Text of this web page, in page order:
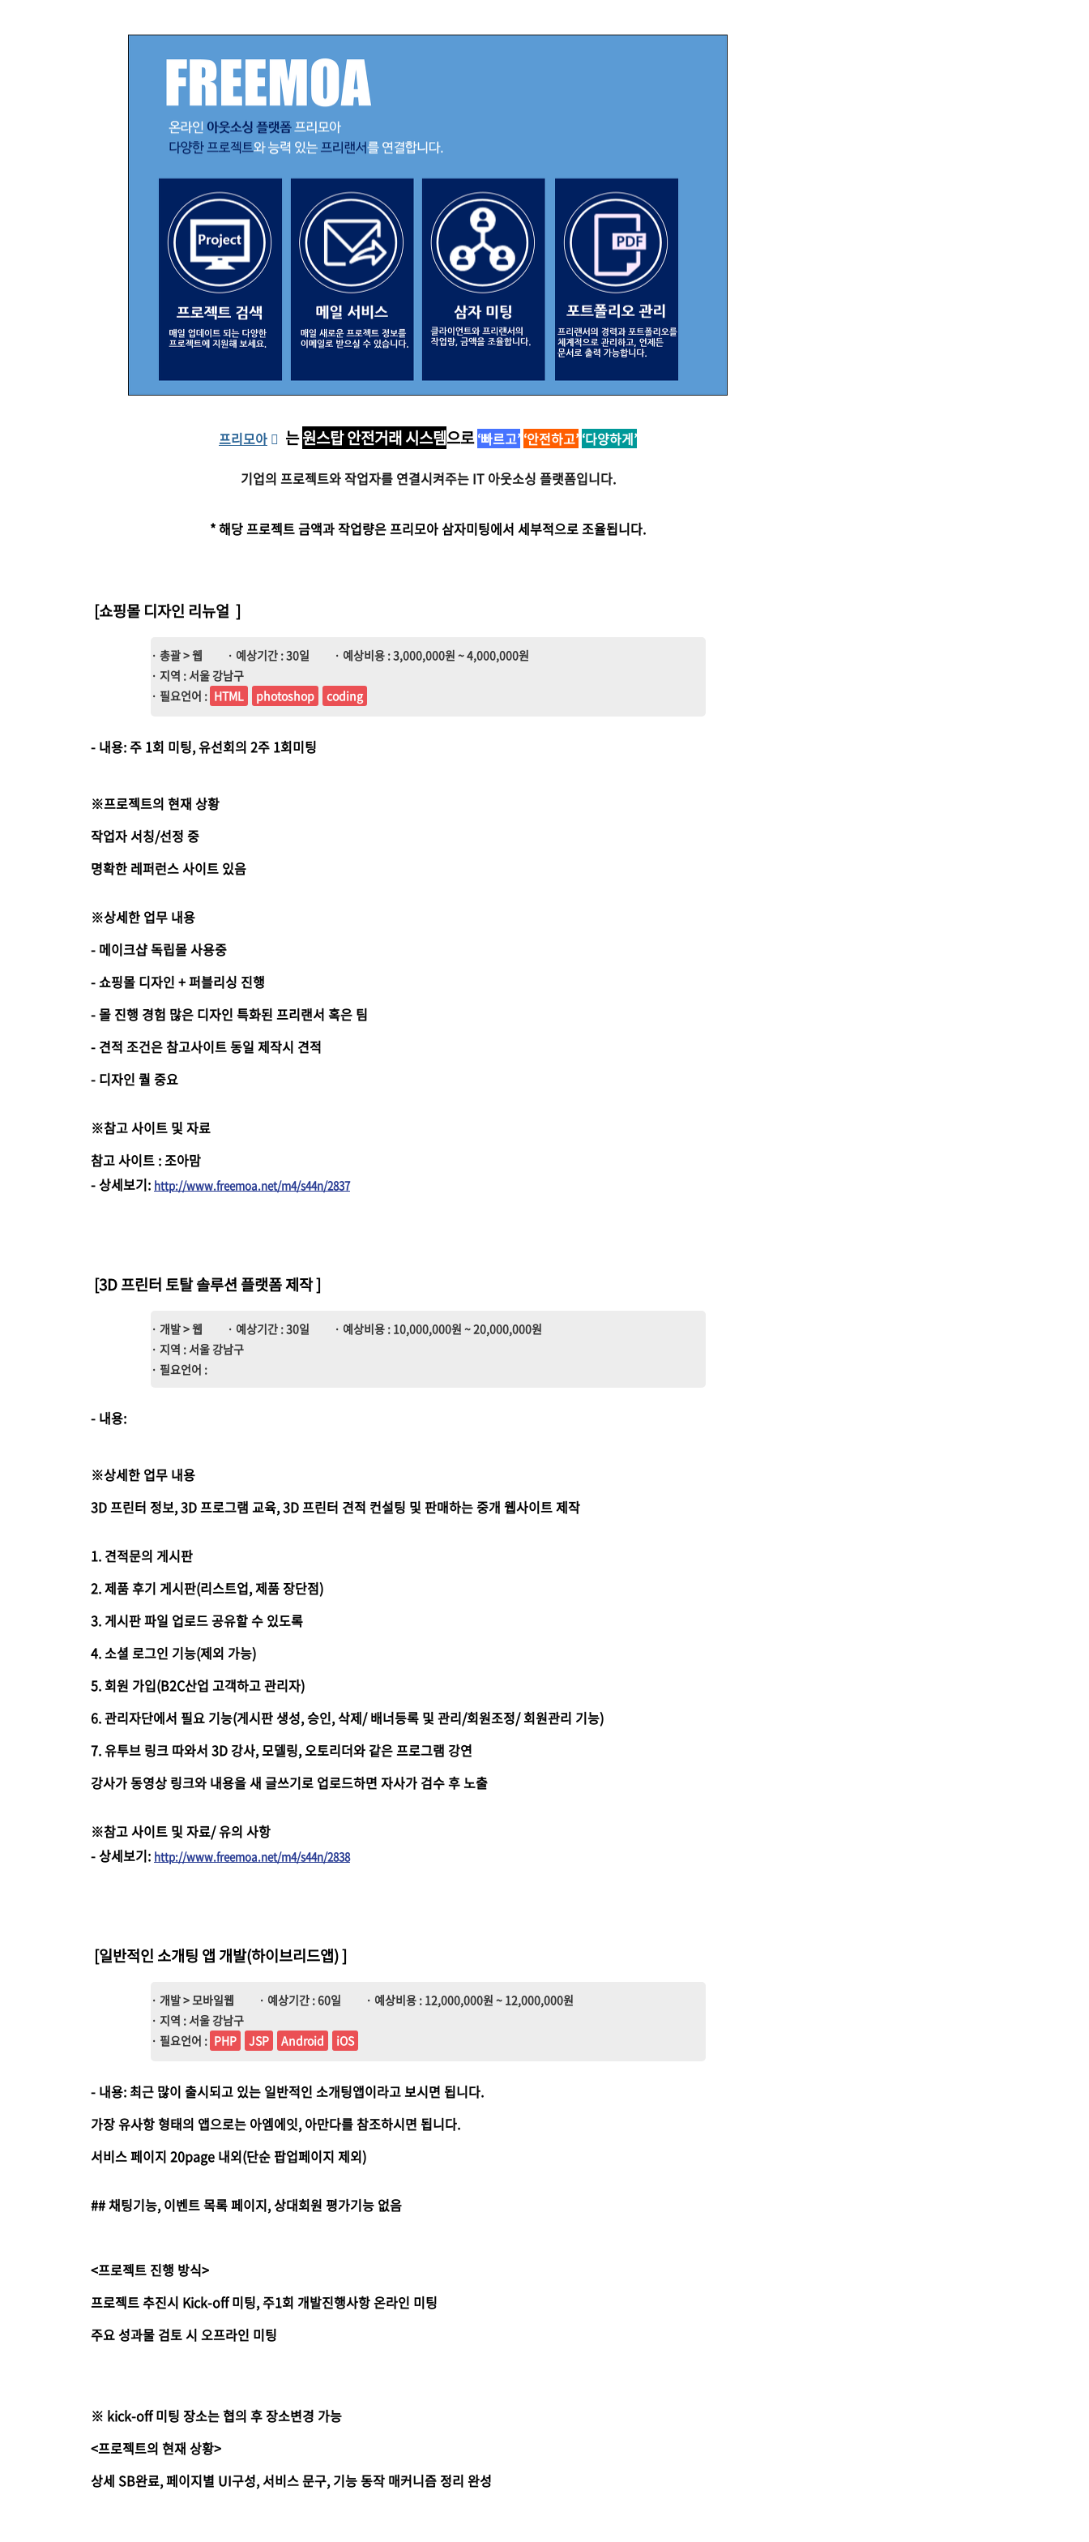
프리모아 는원스탑 안전거래 시스템으로‘빠르고’ ‘안전하고’ ‘다양하게’
기업의 프로젝트와 작업자를 연결시켜주는 IT 아웃소싱 플랫폼입니다.
* 해당 프로젝트 금액과 작업량은 프리모아 삼자미팅에서 세부적으로 조율됩니다.
[쇼핑몰 디자인 리뉴얼 ]
· 총괄 > 웹 · 예상기간 : 30일
· 예상비용 : 3,000,000원 ~ 4,000,000원
· 지역 : 서울 강남구
· 필요언어 : HTML photoshop coding
- 내용: 주 1회 미팅, 유선회의 2주 1회미팅
※프로젝트의 현재 상황
작업자 서칭/선정 중
명확한 레퍼런스 사이트 있음
※상세한 업무 내용
- 메이크샵 독립몰 사용중
- 쇼핑몰 디자인 + 퍼블리싱 진행
- 몰 진행 경험 많은 디자인 특화된 프리랜서 혹은 팀
- 견적 조건은 참고사이트 동일 제작시 견적
- 디자인 퀄 중요
※참고 사이트 및 자료
참고 사이트 : 조아맘
-상세보기: http://www.freemoa.net/m4/s44n/2837
[3D 프린터 토탈 솔루션 플랫폼 제작]
· 개발 > 웹 · 예상기간 : 30일
· 예상비용 : 10,000,000원 ~ 20,000,000원
· 지역 : 서울 강남구
· 필요언어 :
- 내용:
※상세한 업무 내용
3D 프린터 정보, 3D 프로그램 교육, 3D 프린터 견적 컨설팅 및 판매하는 중개 웹사이트 제작
1. 견적문의 게시판
2. 제품 후기 게시판(리스트업, 제품 장단점)
3. 게시판 파일 업로드 공유할 수 있도록
4. 소셜 로그인 기능(제외 가능)
5. 회원 가입(B2C산업 고객하고 관리자)
6. 관리자단에서 필요 기능(게시판 생성, 승인, 삭제/ 배너등록 및 관리/회원조정/ 회원관리 기능)
7. 유투브 링크 따와서 3D 강사, 모델링, 오토리더와 같은 프로그램 강연
강사가 동영상 링크와 내용을 새 글쓰기로 업로드하면 자사가 검수 후 노출
※참고 사이트 및 자료/ 유의 사항
-상세보기: http://www.freemoa.net/m4/s44n/2838
[일반적인 소개팅 앱 개발(하이브리드앱)]
· 개발 > 모바일웹 · 예상기간 : 60일
· 예상비용 : 12,000,000원 ~ 12,000,000원
· 지역 : 서울 강남구
· 필요언어 : PHP JSP Android iOS
- 내용: 최근 많이 출시되고 있는 일반적인 소개팅앱이라고 보시면 됩니다.
가장 유사항 형태의 앱으로는 아엠에잇, 아만다를 참조하시면 됩니다.
서비스 페이지 20page 내외(단순 팝업페이지 제외)
## 채팅기능, 이벤트 목록 페이지, 상대회원 평가기능 없음
<프로젝트 진행 방식>
프로젝트 추진시 Kick-off 미팅, 주1회 개발진행사항 온라인 미팅
주요 성과물 검토 시 오프라인 미팅
※ kick-off 미팅 장소는 협의 후 장소변경 가능
<프로젝트의 현재 상황>
상세 SB완료, 페이지별 UI구성, 서비스 문구, 기능 동작 매커니즘 정리 완성